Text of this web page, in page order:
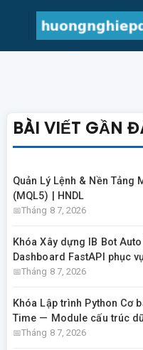
BÀI VIẾT GẦN
Quản Lý Lệnh & Nền Tảng
(MQL5) | HNDL
Tháng 8 7, 2026
Khóa Xây dựng IB Bot
Dashboard FastAPI phục
Tháng 8 7, 2026
Khóa Lập trình Python Cơ
Time — Module cấu trúc
Tháng 8 7, 2026